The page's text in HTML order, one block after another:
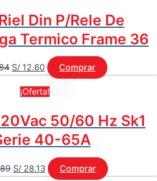
Din P/Rele De
Termico Frame 36
S/ 12.60 Comprar
¡Oferta!
50/60 Hz Sk1
40-65A
S/28.13 Comprar